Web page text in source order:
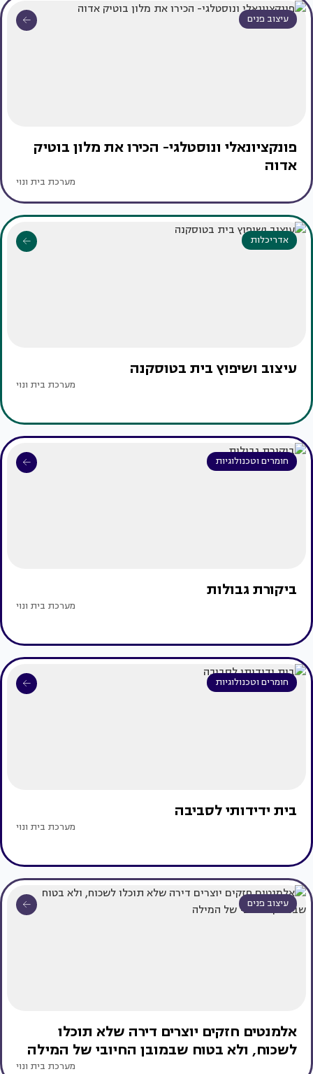
עיצוב פנים
פונקציונאלי ונוסטלגי- הכירו את מלון בוטיק
אדוה
מערכת בית ונוי
אדריכלות
עיצוב ושיפוץ בית בטוסקנה
מערכת בית ונוי
חומרים וטכנולוגיות
ביקורת גבולות
מערכת בית ונוי
חומרים וטכנולוגיות
בית ידידותי לסביבה
מערכת בית ונוי
עיצוב פנים
אלמנטים חזקים יוצרים דירה שלא תוכלו
לשכוח, ולא בטוח שבמובן החיובי של המילה
מערכת בית ונוי